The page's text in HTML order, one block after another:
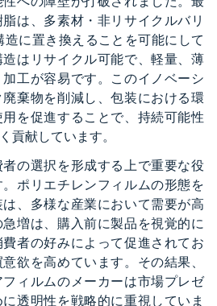
は、多素材・非リサイクルバリ
造に置き換えることを可能にして
はリサイクル可能で、軽量、薄
工が容易です。このイノベーシ
棄物を削減し、包装における環
を促進することで、持続可能性
貢献しています。
の選択を形成する上で重要な役
ポリエチレンフィルムの形態を
、多様な産業において需要が高
増は、購入前に製品を視覚的に
者の好みによって促進されてお
欲を高めています。その結果、
ィルムのメーカーは市場プレゼ
透明性を戦略的に重視していま